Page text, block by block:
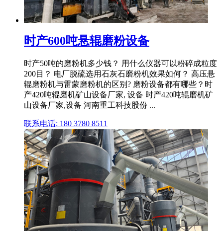
时产600吨悬辊磨粉设备
时产50吨的磨粉机多少钱？ 用什么仪器可以粉碎成粒度
200目？ 电厂脱硫选用石灰石磨粉机效果如何？ 高压悬
辊磨粉机与雷蒙磨粉机的区别? 磨粉设备都有哪些？时
产420吨辊磨机矿山设备厂家, 设备 时产420吨辊磨机矿
山设备厂家,设备 河南重工科技股份 ...
联系电话: 180 3780 8511